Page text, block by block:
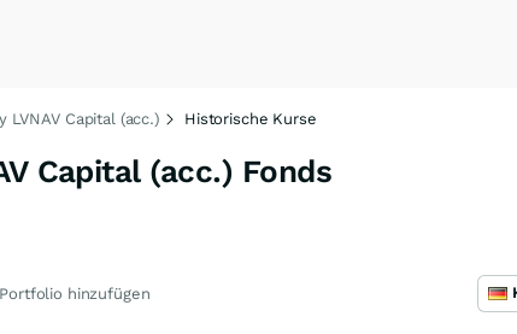
LVNAV Capital (acc.) Historische Kurse
Capital (acc.) Fonds
hinzufügen